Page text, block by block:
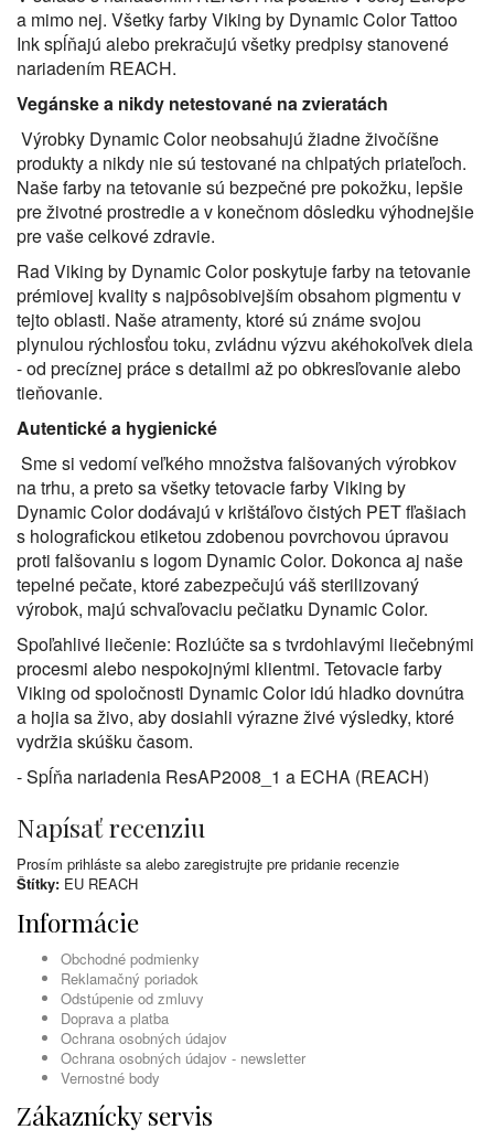
a mimo nej. Všetky farby Viking by Dynamic Color Tattoo
Ink spĺňajú alebo prekračujú všetky predpisy stanovené
nariadením REACH.
Vegánske a nikdy netestované na zvieratách
Výrobky Dynamic Color neobsahujú žiadne živočíšne
produkty a nikdy nie sú testované na chlpatých priateľoch.
Naše farby na tetovanie sú bezpečné pre pokožku, lepšie
pre životné prostredie a v konečnom dôsledku výhodnejšie
pre vaše celkové zdravie.
Rad Viking by Dynamic Color poskytuje farby na tetovanie
prémiovej kvality s najpôsobivejším obsahom pigmentu v
tejto oblasti. Naše atramenty, ktoré sú známe svojou
plynulou rýchlosťou toku, zvládnu výzvu akéhokoľvek diela
- od precíznej práce s detailmi až po obkresľovanie alebo
tieňovanie.
Autentické a hygienické
Sme si vedomí veľkého množstva falšovaných výrobkov
na trhu, a preto sa všetky tetovacie farby Viking by
Dynamic Color dodávajú v krištáľovo čistých PET fľašiach
s holografickou etiketou zdobenou povrchovou úpravou
proti falšovaniu s logom Dynamic Color. Dokonca aj naše
tepelné pečate, ktoré zabezpečujú váš sterilizovaný
výrobok, majú schvaľovaciu pečiatku Dynamic Color.
Spoľahlivé liečenie: Rozlúčte sa s tvrdohlavými liečebnými
procesmi alebo nespokojnými klientmi. Tetovacie farby
Viking od spoločnosti Dynamic Color idú hladko dovnútra
a hojia sa živo, aby dosiahli výrazne živé výsledky, ktoré
vydržia skúšku časom.
- Spĺňa nariadenia ResAP2008_1 a ECHA (REACH)
Napísať recenziu
Prosím prihláste sa alebo zaregistrujte pre pridanie recenzie
Štítky: EU REACH
Informácie
Obchodné podmienky
Reklamačný poriadok
Odstúpenie od zmluvy
Doprava a platba
Ochrana osobných údajov
Ochrana osobných údajov - newsletter
Vernostné body
Zákaznícky servis